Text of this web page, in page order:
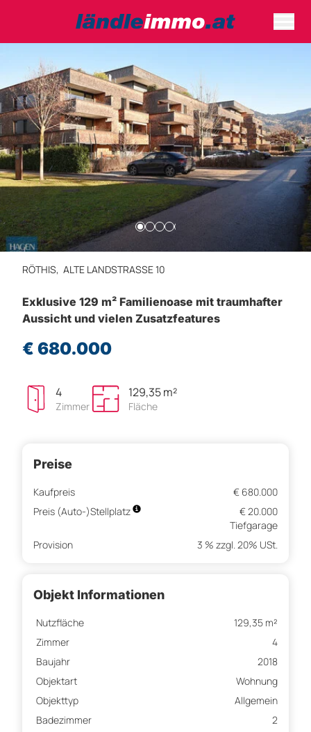
RÖTHIS, ALTE LANDSTRASSE 10
Exklusive 129 m² Familienoase mit traumhafter
Aussicht und vielen Zusatzfeatures
€ 680.000
4
Zimmer
129,35 m²
Fläche
Preise
Kaufpreis
€ 680.000
Preis (Auto-)Stellplatz
€ 20.000
Tiefgarage
Provision
3 % zzgl. 20% USt.
Objekt Informationen
Nutzfläche
129,35 m²
Zimmer
4
Baujahr
2018
Objektart
Wohnung
Objekttyp
Allgemein
Badezimmer
2